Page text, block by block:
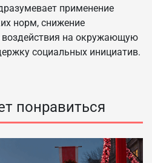
применение
норм, снижение
воздействия на окружающую
социальных инициатив.
понравиться